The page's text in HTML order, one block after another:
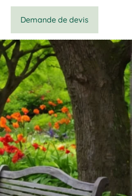
Demande de devis